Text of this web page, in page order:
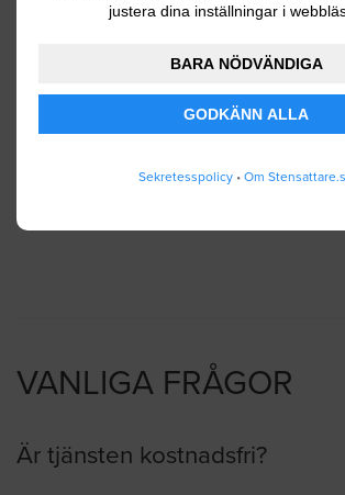
justera dina inställningar i
BARA NÖDVÄNDIGA
GODKÄNN ALLA
Sekretesspolicy • Om
använder mina personuppgifter
VANLIGA FRÅGOR
Är tjänsten kostnadsfri?